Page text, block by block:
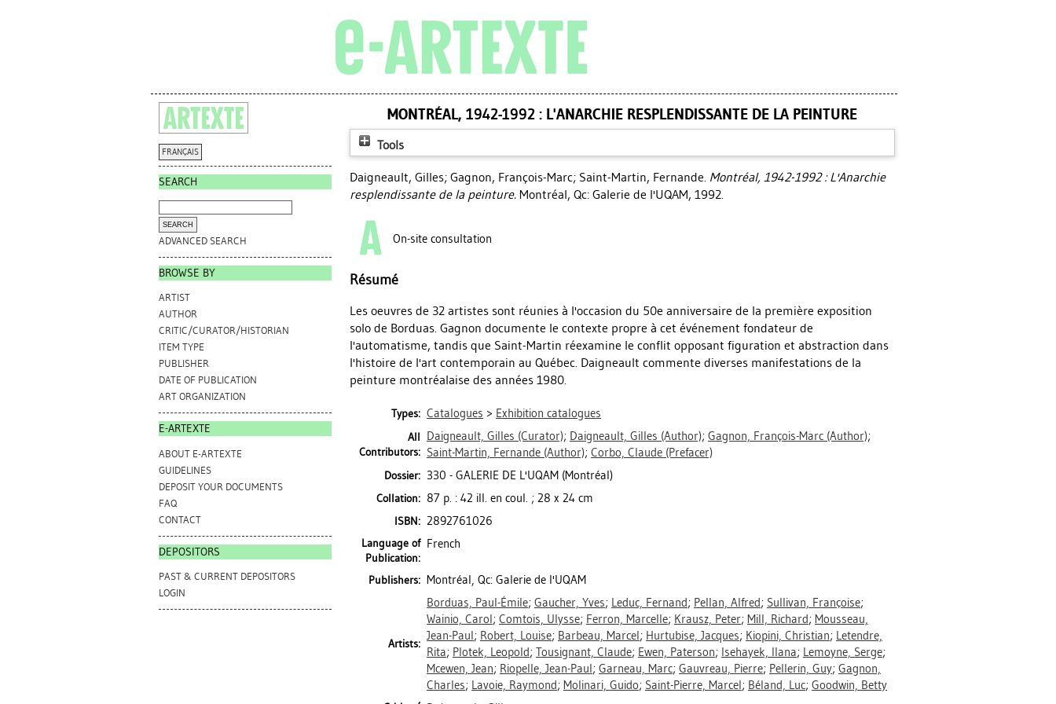
FRANÇAIS
SEARCH
ADVANCED SEARCH
BROWSE BY
ARTIST
AUTHOR
CRITIC/CURATOR/HISTORIAN
ITEM TYPE
PUBLISHER
DATE OF PUBLICATION
ART ORGANIZATION
E-ARTEXTE
ABOUT E-ARTEXTE
GUIDELINES
DEPOSIT YOUR DOCUMENTS
FAQ
CONTACT
DEPOSITORS
PAST & CURRENT DEPOSITORS
LOGIN
MONTRÉAL, 1942-1992 : L'ANARCHIE RESPLENDISSANTE DE LA PEINTURE
Tools
Daigneault, Gilles; Gagnon, François-Marc; Saint-Martin, Fernande. Montréal, 1942-1992 : L'Anarchie
resplendissante de la peinture. Montréal, Qc: Galerie de l'UQAM, 1992.
On-site consultation
Résumé
Les oeuvres de 32 artistes sont réunies à l'occasion du 50e anniversaire de la première exposition
solo de Borduas. Gagnon documente le contexte propre à cet événement fondateur de
l'automatisme, tandis que Saint-Martin réexamine le conflit opposant figuration et abstraction dans
l'histoire de l'art contemporain au Québec. Daigneault commente diverses manifestations de la
peinture montréalaise des années 1980.
Types: Catalogues > Exhibition catalogues
All
Contributors:
Daigneault, Gilles (Curator); Daigneault, Gilles (Author); Gagnon, François-Marc (Author);
Saint-Martin, Fernande (Author); Corbo, Claude (Prefacer)
Dossier: 330 - GALERIE DE L'UQAM (Montréal)
Collation: 87 p. : 42 ill. en coul. ; 28 x 24 cm
ISBN: 2892761026
Language of
Publication:
French
Publishers: Montréal, Qc: Galerie de l'UQAM
Artists:
Borduas, Paul-Émile; Gaucher, Yves; Leduc, Fernand; Pellan, Alfred; Sullivan, Françoise;
Wainio, Carol; Comtois, Ulysse; Ferron, Marcelle; Krausz, Peter; Mill, Richard; Mousseau,
Jean-Paul; Robert, Louise; Barbeau, Marcel; Hurtubise, Jacques; Kiopini, Christian; Letendre,
Rita; Plotek, Leopold; Tousignant, Claude; Ewen, Paterson; Isehayek, Ilana; Lemoyne, Serge;
Mcewen, Jean; Riopelle, Jean-Paul; Garneau, Marc; Gauvreau, Pierre; Pellerin, Guy; Gagnon,
Charles; Lavoie, Raymond; Molinari, Guido; Saint-Pierre, Marcel; Béland, Luc; Goodwin, Betty